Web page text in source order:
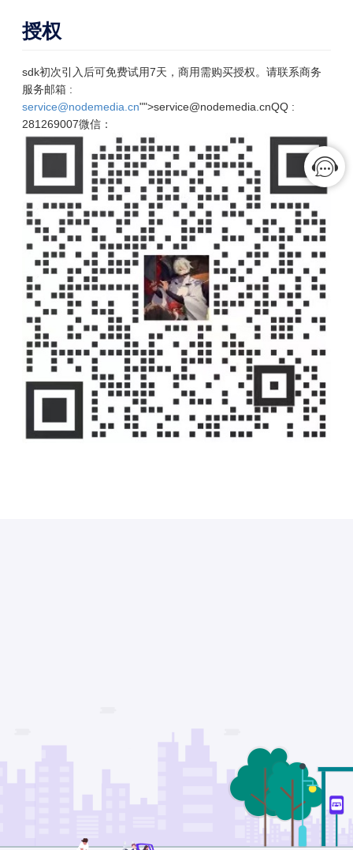
授权
sdk初次引入后可免费试用7天，商用需购买授权。请联系商务
服务邮箱 :
service@nodemedia.cn"">service@nodemedia.cnQQ :
281269007微信：